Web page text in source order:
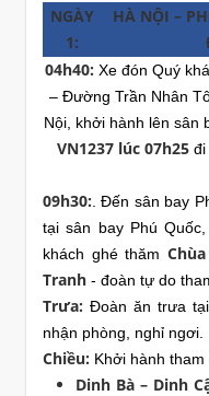
NGÀY
1:
HÀ NỘI –
04h40: Xe đón Quý
– Đường Trần Nhân
Nội, khởi hành lên sân
VN1237 lúc 07h25 đi
09h30: Đến sân bay
tại sân bay Phú
khách ghé thăm
Tranh - đoàn tự do
Trưa: Đoàn ăn trưa
nhận phòng, nghỉ ngơi.
Chiều: Khởi hành
Dinh Bà – Dinh